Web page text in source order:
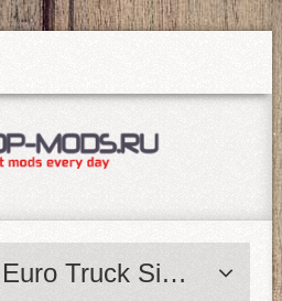
Truck Simulator 2